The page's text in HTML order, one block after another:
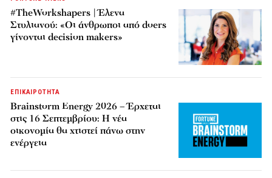
#TheWorkshapers | Έλενα
Στυλιανού: «Οι άνθρωποι από doers
γίνονται decision makers»
ΕΠΙΚΑΙΡΟΤΗΤΑ
Brainstorm Energy 2026 – Έρχεται
στις 16 Σεπτεμβρίου: Η νέα
οικονομία θα χτιστεί πάνω στην
ενέργεια